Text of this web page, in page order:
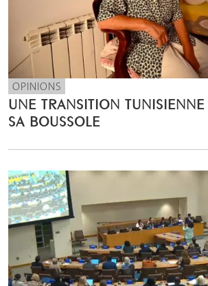
OPINIONS
UNE TRANSITION
SA BOUSSOLE